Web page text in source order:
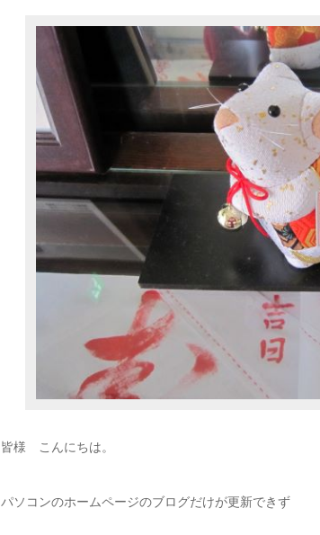
皆様 こんにちは。
パソコンのホームページのブログだけが更新できず